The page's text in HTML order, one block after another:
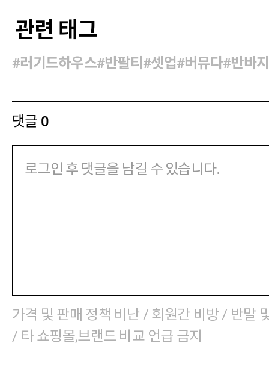
관련 태그
#러기드하우스#반팔티 #셋업#버뮤다#반바지
댓글 0
가격 및 판매 정책 비난 / 회원간 비방 / 반말
/ 타 쇼핑몰,브랜드 비교 언급 금지